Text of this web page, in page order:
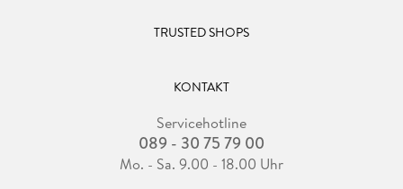
TRUSTED SHOPS
KONTAKT
Servicehotline
089 - 30 75 79 00
Mo. - Sa. 9.00 - 18.00 Uhr